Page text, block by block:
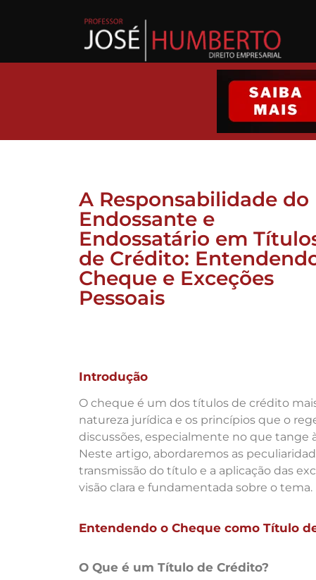
A Responsabilidade do
Endossante e
Endossatário em
de Crédito:
Cheque e Exceções
Pessoais
Introdução
O cheque é um dos títulos de crédito
natureza jurídica e os princípios que o
discussões, especialmente no que tange
Neste artigo, abordaremos as
transmissão do título e a aplicação das
visão clara e fundamentada sobre o tema.
Entendendo o Cheque como Título
O Que é um Título de Crédito?